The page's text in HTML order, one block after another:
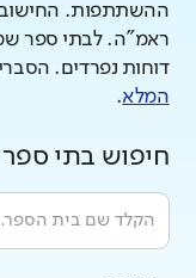
ההשתתפות.
ראמ"ה. לבתי ספר
דוחות נפרדים.
המלא.
חיפוש בתי ספר